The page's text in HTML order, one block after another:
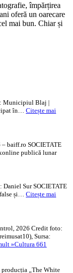
împărțirea
oferă un oarecare
mai bun. Chiar și
Municipiul Blaj |
în… Citește mai
baiff.ro SOCIETATE
publică lunar
Daniel Sur SOCIETATE
și… Citește mai
2026 Credit foto:
Sursa:
»Cultura 661
„The White